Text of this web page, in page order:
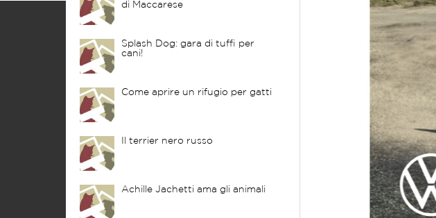
di Maccarese
Splash Dog: gara di tuffi per
cani!
Come aprire un rifugio per gatti
Il terrier nero russo
Achille Jachetti ama gli animali